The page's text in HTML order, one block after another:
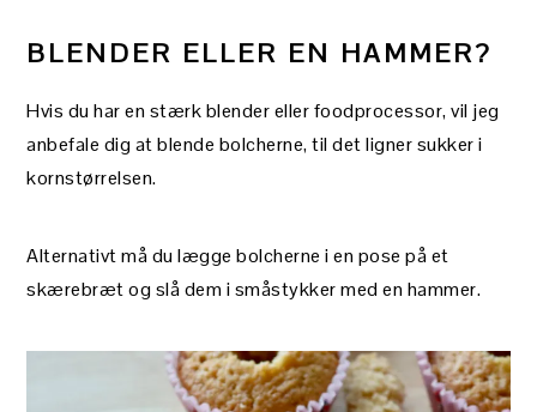
BLENDER ELLER EN HAMMER?
Hvis du har en stærk blender eller foodprocessor, vil jeg
anbefale dig at blende bolcherne, til det ligner sukker i
kornstørrelsen.
Alternativt må du lægge bolcherne i en pose på et
skærebræt og slå dem i småstykker med en hammer.